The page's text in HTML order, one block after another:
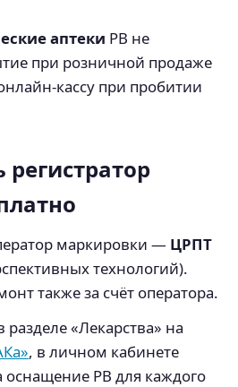
аптеки РВ не
при розничной продаже
кассу при пробитии
маркировки — ЦРПТ
технологий).
также за счёт оператора.
разделе «Лекарства» на
, в личном кабинете
оснащение РВ для каждого